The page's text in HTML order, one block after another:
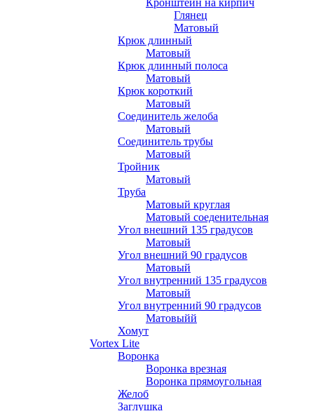
Кронштейн на кирпич
Глянец
Матовый
Крюк длинный
Матовый
Крюк длинный полоса
Матовый
Крюк короткий
Матовый
Соединитель желоба
Матовый
Соединитель трубы
Матовый
Тройник
Матовый
Труба
Матовый круглая
Матовый соеденительная
Угол внешний 135 градусов
Матовый
Угол внешний 90 градусов
Матовый
Угол внутренний 135 градусов
Матовый
Угол внутренний 90 градусов
Матовыйй
Хомут
Vortex Lite
Воронка
Воронка врезная
Воронка прямоугольная
Желоб
Заглушка